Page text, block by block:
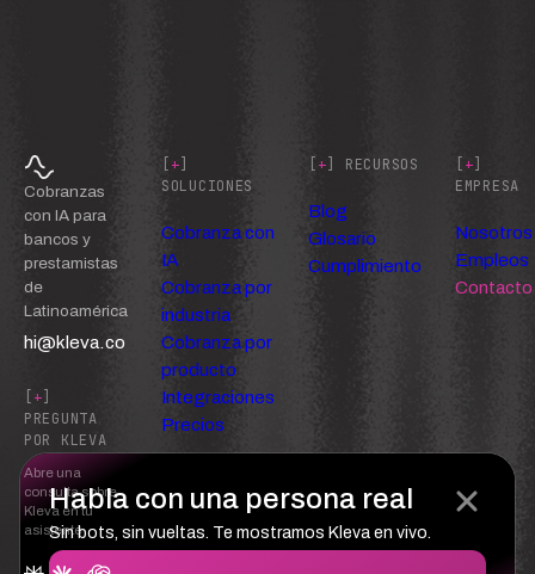
Habla con una persona real
Sin bots, sin vueltas. Te mostramos Kleva en vivo.
Cobranzas
con IA para
bancos y
prestamistas
de
Latinoamérica
hi@kleva.co
[+]
PREGUNTA
POR KLEVA
Abre una
consulta sobre
Kleva en tu
asistente
[+]
SOLUCIONES
Cobranza con
IA
Cobranza por
industria
Cobranza por
producto
Integraciones
Precios
[+] RECURSOS
Blog
Glosario
Cumplimiento
[+]
EMPRESA
Nosotros
Empleos
Contacto